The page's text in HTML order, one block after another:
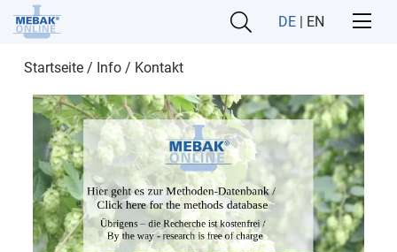
DE | EN
Startseite / Info / Kontakt